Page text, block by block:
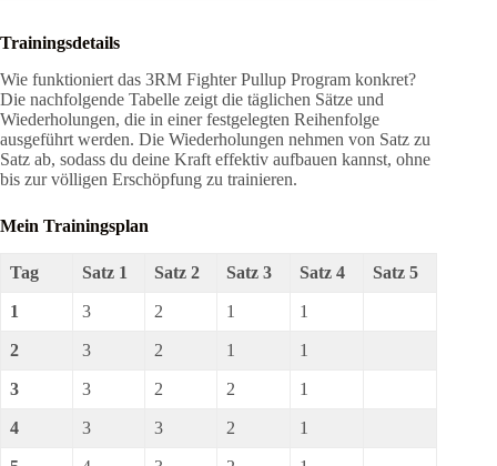
Trainingsdetails
Wie funktioniert das 3RM Fighter Pullup Program konkret?
Die nachfolgende Tabelle zeigt die täglichen Sätze und
Wiederholungen, die in einer festgelegten Reihenfolge
ausgeführt werden. Die Wiederholungen nehmen von Satz zu
Satz ab, sodass du deine Kraft effektiv aufbauen kannst, ohne
bis zur völligen Erschöpfung zu trainieren.
Mein Trainingsplan
Tag Satz 1 Satz 2 Satz 3 Satz 4 Satz 5
1 3 2 1 1
2 3 2 1 1
3 3 2 2 1
4 3 3 2 1